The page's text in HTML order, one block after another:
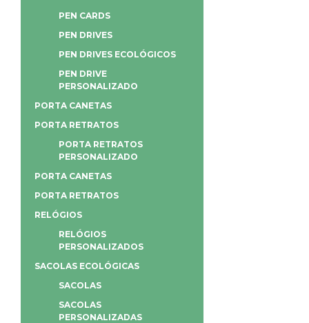
PEN CARDS
PEN DRIVES
PEN DRIVES ECOLÓGICOS
PEN DRIVE
PERSONALIZADO
PORTA CANETAS
PORTA RETRATOS
PORTA RETRATOS
PERSONALIZADO
PORTA CANETAS
PORTA RETRATOS
RELÓGIOS
RELÓGIOS
PERSONALIZADOS
SACOLAS ECOLÓGICAS
SACOLAS
SACOLAS
PERSONALIZADAS